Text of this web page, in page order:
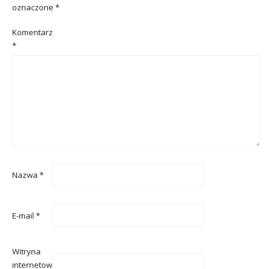
oznaczone *
Komentarz
*
Nazwa *
E-mail *
Witryna
internetowa